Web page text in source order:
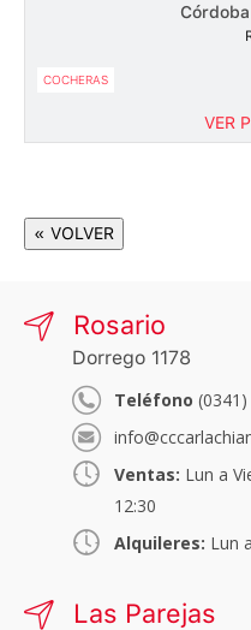
COCHERAS
VER
« VOLVER
Rosario
Dorrego 1178
Teléfono
Ventas: Lun a
12:30
Alquileres: Lun
Las Parejas